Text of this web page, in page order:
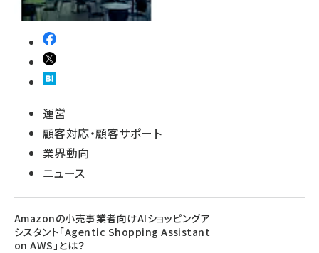
運営
顧客対応・顧客サポート
業界動向
ニュース
Amazonの小売事業者向けAIショッピングア
シスタント「Agentic Shopping Assistant
on AWS」とは？